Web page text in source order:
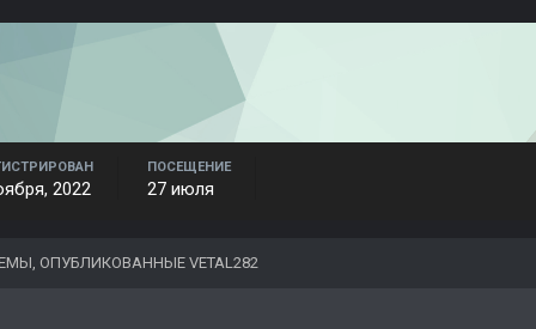
2022
ПОСЕЩЕНИЕ
27 июля
ОПУБЛИКОВАННЫЕ VETAL282